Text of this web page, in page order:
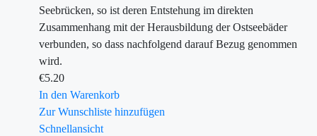
Seebrücken, so ist deren Entstehung im direkten
Zusammenhang mit der Herausbildung der Ostseebäder
verbunden, so dass nachfolgend darauf Bezug genommen
wird.
€5.20
In den Warenkorb
Zur Wunschliste hinzufügen
Schnellansicht